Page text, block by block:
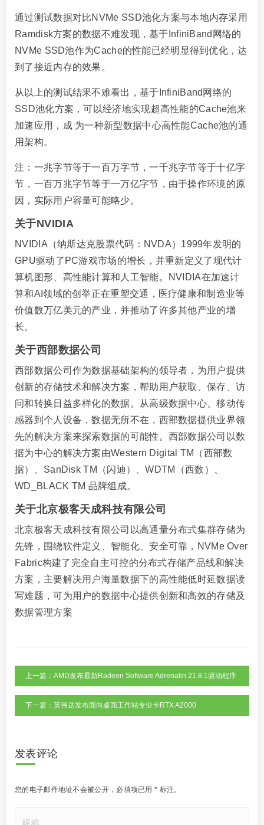
通过测试数据对比NVMe SSD池化方案与本地内存采用
Ramdisk方案的数据不难发现，基于InfiniBand网络的
NVMe SSD池作为Cache的性能已经明显得到优化，达
到了接近内存的效果。
从以上的测试结果不难看出，基于InfiniBand网络的
SSD池化方案，可以经济地实现超高性能的Cache池来
加速应用，成 为一种新型数据中心高性能Cache池的通
用架构。
注：一兆字节等于一百万字节，一千兆字节等于十亿字
节，一百万兆字节等于一万亿字节，由于操作环境的原
因，实际用户容量可能略少。
关于NVIDIA
NVIDIA（纳斯达克股票代码：NVDA）1999年发明的
GPU驱动了PC游戏市场的增长，并重新定义了现代计
算机图形、高性能计算和人工智能。NVIDIA在加速计
算和AI领域的创举正在重塑交通，医疗健康和制造业等
价值数万亿美元的产业，并推动了许多其他产业的增
长。
关于西部数据公司
西部数据公司作为数据基础架构的领导者，为用户提供
创新的存储技术和解决方案，帮助用户获取、保存、访
问和转换日益多样化的数据。从高级数据中心、移动传
感器到个人设备，数据无所不在，西部数据提供业界领
先的解决方案来探索数据的可能性。西部数据公司以数
据为中心的解决方案由Western Digital TM（西部数
据）、SanDisk TM（闪迪）、WDTM（西数）、
WD_BLACK TM 品牌组成。
关于北京极客天成科技有限公司
北京极客天成科技有限公司以高通量分布式集群存储为
先锋，围绕软件定义、智能化、安全可靠，NVMe Over
Fabric构建了完全自主可控的分布式存储产品线和解决
方案，主要解决用户海量数据下的高性能低时延数据读
写难题，可为用户的数据中心提供创新和高效的存储及
数据管理方案
上一篇：AMD发布最新Radeon Software Adrenalin 21.8.1驱动程序
下一篇：英伟达发布面向桌面工作站专业卡RTX A2000
发表评论
您的电子邮件地址不会被公开， 必填项已用* 标注。